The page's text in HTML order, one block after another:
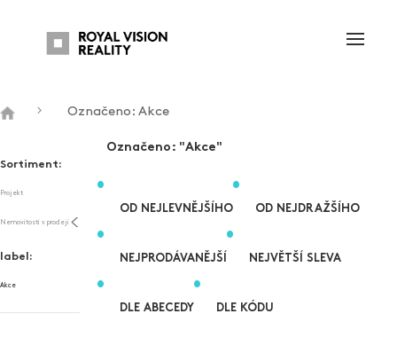
Označeno: Akce
Sortiment:
Projekt
Nemovitosti v prodeji
label:
Akce
Označeno: "Akce"
OD NEJLEVNĚJŠÍHO OD NEJDRAŽŠÍHO
NEJPRODÁVANĚJŠÍ NEJVĚTŠÍ SLEVA
DLE ABECEDY DLE KÓDU